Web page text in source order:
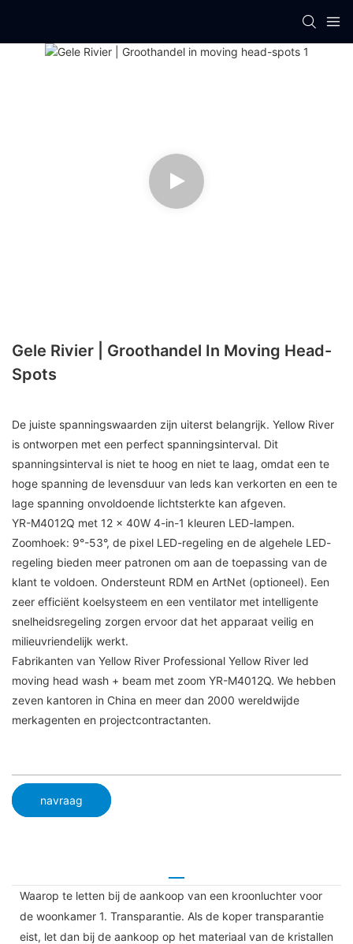
Gele Rivier | Groothandel In Moving Head-
Spots
De juiste spanningswaarden zijn uiterst belangrijk. Yellow River
is ontworpen met een perfect spanningsinterval. Dit
spanningsinterval is niet te hoog en niet te laag, omdat een te
hoge spanning de levensduur van leds kan verkorten en een te
lage spanning onvoldoende lichtsterkte kan afgeven.
YR-M4012Q met 12 x 40W 4-in-1 kleuren LED-lampen.
Zoomhoek: 9°-53°, de pixel LED-regeling en de algehele LED-
regeling bieden meer patronen om aan de toepassing van de
klant te voldoen. Ondersteunt RDM en ArtNet (optioneel). Een
zeer efficiënt koelsysteem en een ventilator met intelligente
snelheidsregeling zorgen ervoor dat het apparaat veilig en
milieuvriendelijk werkt.
Fabrikanten van Yellow River Professional Yellow River led
moving head wash + beam met zoom YR-M4012Q. We hebben
zeven kantoren in China en meer dan 2000 wereldwijde
merkagenten en projectcontractanten.
navraag
Waarop te letten bij de aankoop van een kroonluchter voor
de woonkamer 1. Transparantie. Als de koper transparantie
eist, let dan bij de aankoop op het materiaal van de kristallen